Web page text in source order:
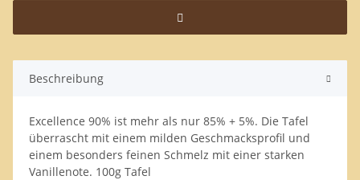
Beschreibung
Excellence 90% ist mehr als nur 85% + 5%. Die Tafel
überrascht mit einem milden Geschmacksprofil und
einem besonders feinen Schmelz mit einer starken
Vanillenote. 100g Tafel